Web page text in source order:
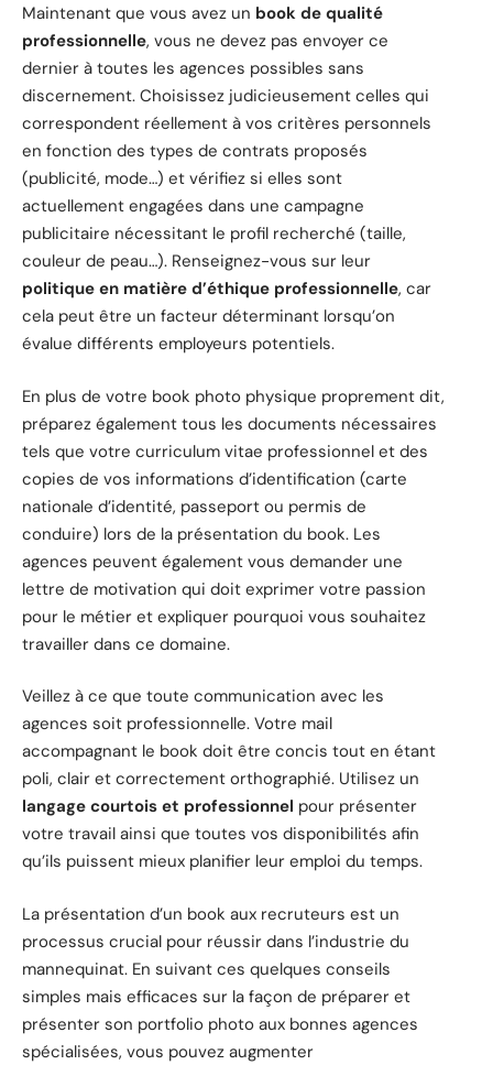
Maintenant que vous avez un book de qualité
professionnelle, vous ne devez pas envoyer ce
dernier à toutes les agences possibles sans
discernement. Choisissez judicieusement celles qui
correspondent réellement à vos critères personnels
en fonction des types de contrats proposés
(publicité, mode…) et vérifiez si elles sont
actuellement engagées dans une campagne
publicitaire nécessitant le profil recherché (taille,
couleur de peau…). Renseignez-vous sur leur
politique en matière d’éthique professionnelle, car
cela peut être un facteur déterminant lorsqu’on
évalue différents employeurs potentiels.
En plus de votre book photo physique proprement dit,
préparez également tous les documents nécessaires
tels que votre curriculum vitae professionnel et des
copies de vos informations d’identification (carte
nationale d’identité, passeport ou permis de
conduire) lors de la présentation du book. Les
agences peuvent également vous demander une
lettre de motivation qui doit exprimer votre passion
pour le métier et expliquer pourquoi vous souhaitez
travailler dans ce domaine.
Veillez à ce que toute communication avec les
agences soit professionnelle. Votre mail
accompagnant le book doit être concis tout en étant
poli, clair et correctement orthographié. Utilisez un
langage courtois et professionnel pour présenter
votre travail ainsi que toutes vos disponibilités afin
qu’ils puissent mieux planifier leur emploi du temps.
La présentation d’un book aux recruteurs est un
processus crucial pour réussir dans l’industrie du
mannequinat. En suivant ces quelques conseils
simples mais efficaces sur la façon de préparer et
présenter son portfolio photo aux bonnes agences
spécialisées, vous pouvez augmenter